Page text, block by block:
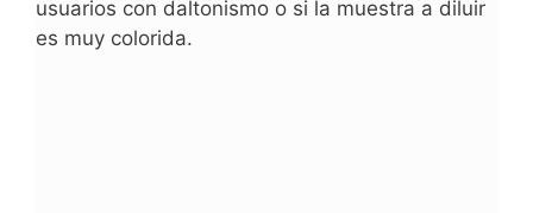
usuarios con daltonismo o si la muestra a diluir
es muy colorida.